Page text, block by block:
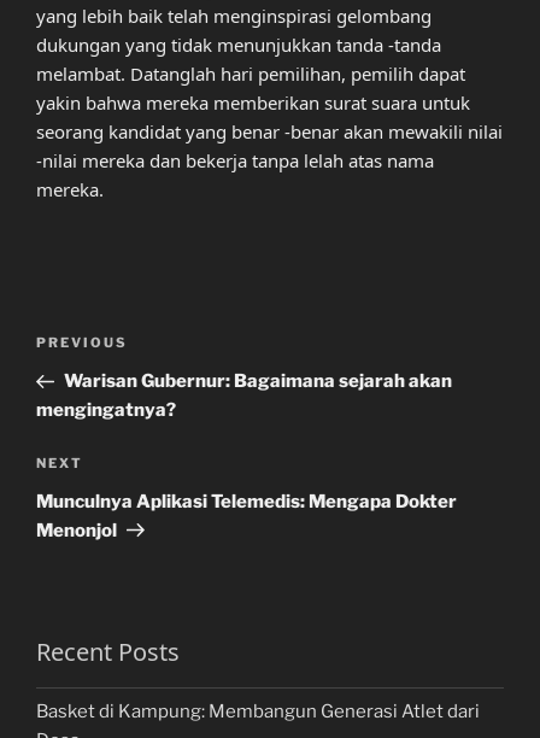
yang lebih baik telah menginspirasi gelombang
dukungan yang tidak menunjukkan tanda -tanda
melambat. Datanglah hari pemilihan, pemilih dapat
yakin bahwa mereka memberikan surat suara untuk
seorang kandidat yang benar -benar akan mewakili nilai
-nilai mereka dan bekerja tanpa lelah atas nama
mereka.
Previous
Post
PREVIOUS
Warisan Gubernur: Bagaimana sejarah akan
mengingatnya?
Next
Post
NEXT
Munculnya Aplikasi Telemedis: Mengapa Dokter
Menonjol
Recent Posts
Basket di Kampung: Membangun Generasi Atlet dari